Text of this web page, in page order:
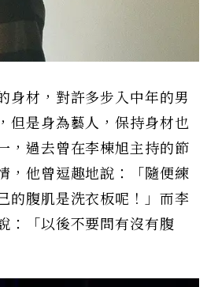
身材，對許多步入中年的男
但是身為藝人，保持身材也
，過去曾在李棟旭主持的節
，他曾逗趣地說：「隨便練
的腹肌是洗衣板呢！」而李
：「以後不要問有沒有腹